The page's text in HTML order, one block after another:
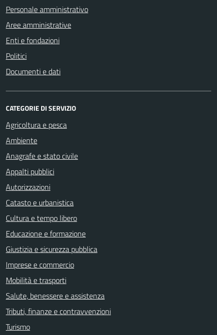
Personale amministrativo
Aree amministrative
Enti e fondazioni
Politici
Documenti e dati
CATEGORIE DI SERVIZIO
Agricoltura e pesca
Ambiente
Anagrafe e stato civile
Appalti pubblici
Autorizzazioni
Catasto e urbanistica
Cultura e tempo libero
Educazione e formazione
Giustizia e sicurezza pubblica
Imprese e commercio
Mobilità e trasporti
Salute, benessere e assistenza
Tributi, finanze e contravvenzioni
Turismo